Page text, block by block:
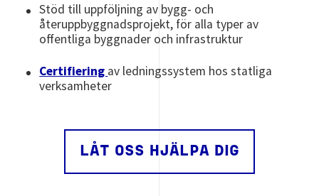
Stöd till uppföljning av bygg- och
återuppbyggnadsprojekt, för alla typer av
offentliga byggnader och infrastruktur
Certifiering av ledningssystem hos statliga
verksamheter
LÅT OSS HJÄLPA DIG